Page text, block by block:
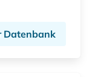
Datenbank